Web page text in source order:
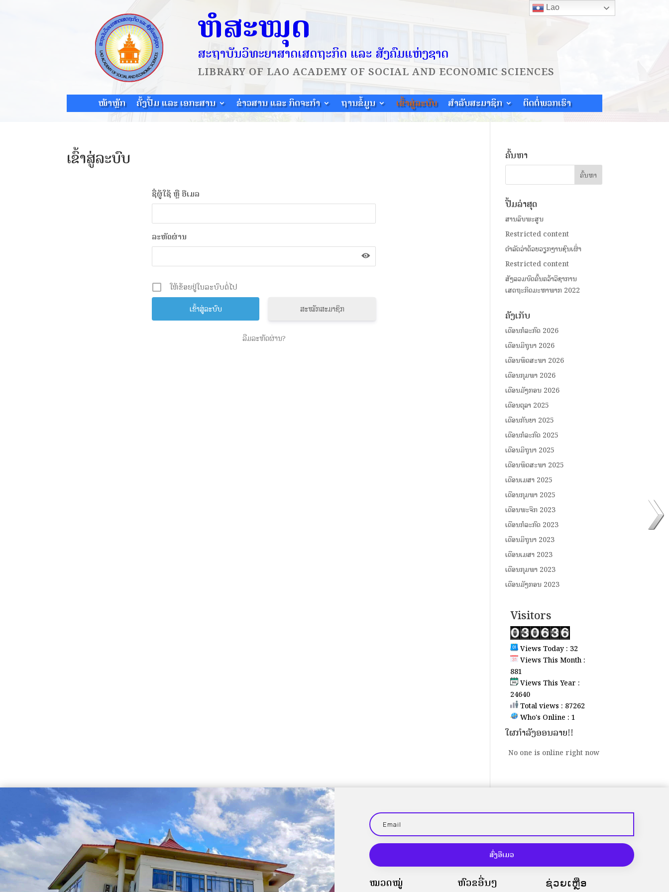
ຫໍສະໝຸດ
ສະຖາບັນວິທະຍາສາດເສດຖະກິດ ແລະ ສັງຄົມແຫ່ງຊາດ
LIBRARY OF LAO ACADEMY OF SOCIAL AND ECONOMIC SCIENCES
ໜ້າຫຼັກ ຄັ້ງປື້ມ ແລະ ເອກະສານ ຂ່າວສານ ແລະ ກິດຈະກຳ ຖານຂໍ້ມູນ ເຂົ້າສູ່ລະບົບ ສຳລັບສະມາຊິກ ຕິດຕໍ່ພວກເຮົາ
ເຂົ້າສູ່ລະບົບ
ຊື່ຜູ້ໃຊ້ ຫຼື ອີເມລ
ລະຫັດຜ່ານ
ໃຫ້ຂ້ອຍຢູ່ໃນລະບົບຕໍ່ໄປ
ສະໝັກສະມາຊິກ
ລືມລະຫັດຜ່ານ?
ຄົ້ນຫາ
ປື້ມລ່າສຸດ
ສານລຶບພະສູນ
Restricted content
ດໍາລັດວ່າດ້ວຍວຽກງານຊົນເຜົ່າ
Restricted content
ສັງລວມບົດຄົ້ນຄວ້າວິຊາການ
ເສດຖະກິດມະຫາພາກ 2022
ຄັງເກັບ
ເດືອນກໍລະກົດ 2026
ເດືອນມິຖຸນາ 2026
ເດືອນພຶດສະພາ 2026
ເດືອນກຸມພາ 2026
ເດືອນມັງກອນ 2026
ເດືອນຕຸລາ 2025
ເດືອນກັນຍາ 2025
ເດືອນກໍລະກົດ 2025
ເດືອນມິຖຸນາ 2025
ເດືອນພຶດສະພາ 2025
ເດືອນເມສາ 2025
ເດືອນກຸມພາ 2025
ເດືອນພະຈິກ 2023
ເດືອນກໍລະກົດ 2023
ເດືອນມິຖຸນາ 2023
ເດືອນເມສາ 2023
ເດືອນກຸມພາ 2023
ເດືອນມັງກອນ 2023
Visitors
Views Today : 32
Views This Month :
881
Views This Year :
24640
Total views : 87262
Who's Online : 1
ໃຜກຳລັງອອນລາຍ!!
No one is online right now
ສົ່ງອີເມວ
ໝວດໝູ່ ຫົວຂໍ້ອື່ນໆ ຊ່ວຍເຫຼືອ
Lao